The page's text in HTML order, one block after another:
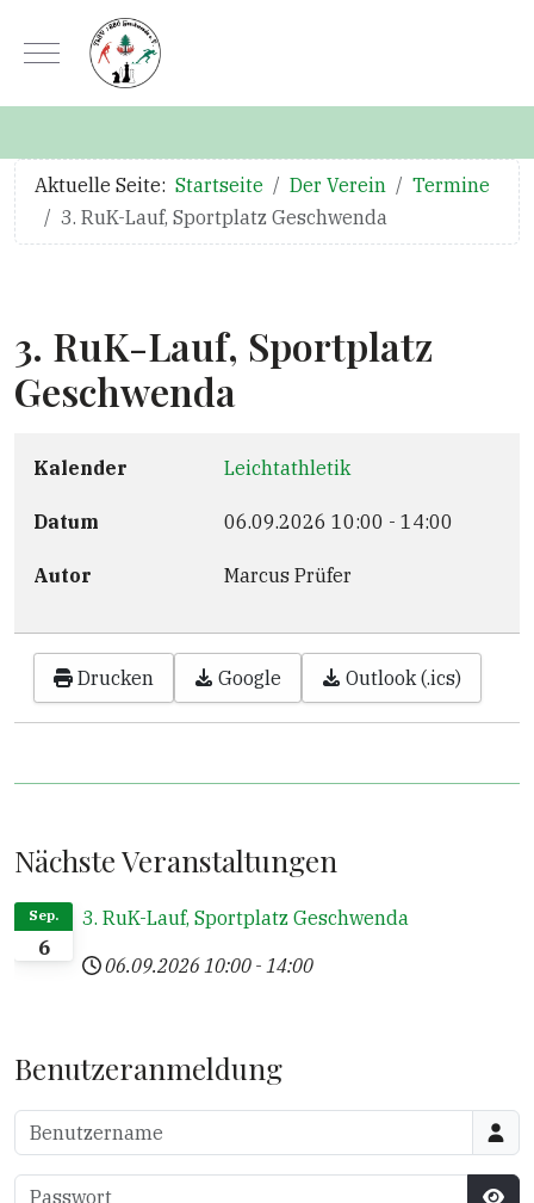
Mobile Menu Toggle
Aktuelle Seite: Startseite Der Verein
Termine
3. RuK-Lauf, Sportplatz Geschwenda
3. RuK-Lauf, Sportplatz
Geschwenda
Kalender Leichtathletik
Datum 06.09.2026 10:00 - 14:00
Autor Marcus Prüfer
Drucken Google Outlook (.ics)
Nächste Veranstaltungen
6
Sep. 3. RuK-Lauf, Sportplatz Geschwenda
06.09.202610:00 - 14:00
Benutzeranmeldung
Benutzername
Passwort